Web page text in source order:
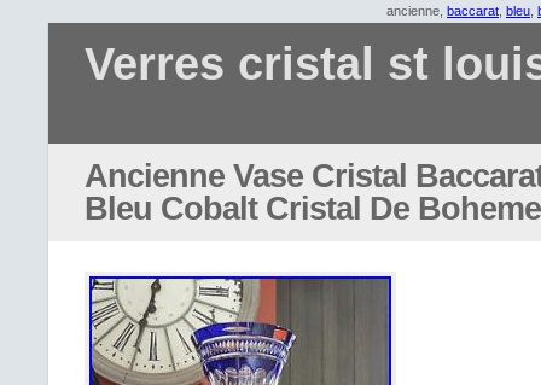
ancienne, baccarat bleu
Verres cristal st
Ancienne Vase Cristal
Bleu Cobalt Cristal De